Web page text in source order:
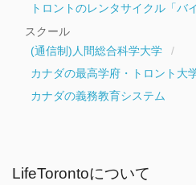
トロントのレンタサイクル「バ
スクール
(通信制)人間総合科学大学
カナダの最高学府・トロント大
カナダの義務教育システム
LifeTorontoについて